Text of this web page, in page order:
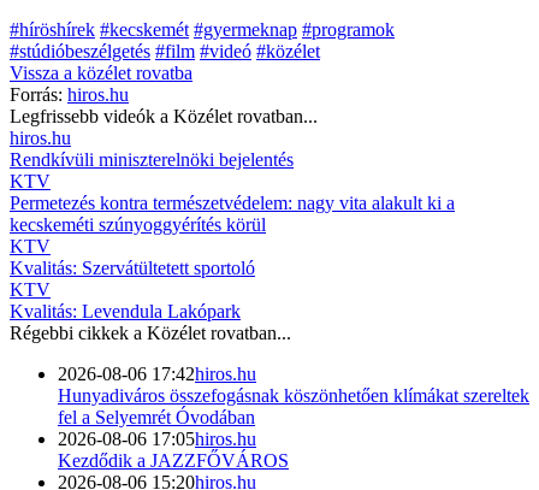
#híröshírek #kecskemét #gyermeknap #programok
#stúdióbeszélgetés #film #videó #közélet
Vissza a közélet rovatba
Forrás: hiros.hu
Legfrissebb videók a Közélet rovatban...
hiros.hu
Rendkívüli miniszterelnöki bejelentés
KTV
Permetezés kontra természetvédelem: nagy vita alakult ki a
kecskeméti szúnyoggyérítés körül
KTV
Kvalitás: Szervátültetett sportoló
KTV
Kvalitás: Levendula Lakópark
Régebbi cikkek a Közélet rovatban...
2026-08-06 17:42hiros.hu
Hunyadiváros összefogásnak köszönhetően klímákat szereltek
fel a Selyemrét Óvodában
2026-08-06 17:05hiros.hu
Kezdődik a JAZZFŐVÁROS
2026-08-06 15:20hiros.hu